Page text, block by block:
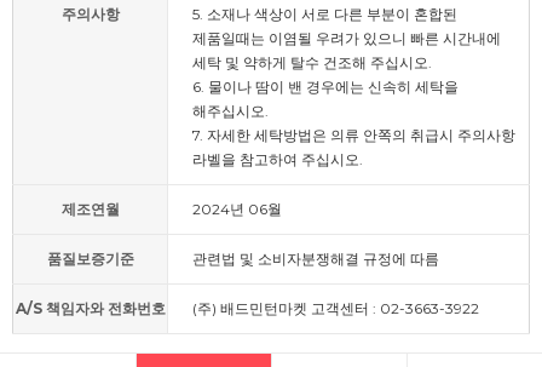
주의사항
5. 소재나 색상이 서로 다른 부분이 혼합된
제품일때는 이염될 우려가 있으니 빠른 시간내에
세탁 및 약하게 탈수 건조해 주십시오.
6. 물이나 땀이 밴 경우에는 신속히 세탁을
해주십시오.
7. 자세한 세탁방법은 의류 안쪽의 취급시 주의사항
라벨을 참고하여 주십시오.
제조연월 2024년 06월
품질보증기준 관련법 및 소비자분쟁해결 규정에 따름
A/S 책임자와 전화번호 (주) 배드민턴마켓 고객센터 : 02-3663-3922